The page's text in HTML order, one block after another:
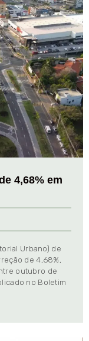
4,68% em
Urbano) de
de 4,68%,
outubro de
no Boletim